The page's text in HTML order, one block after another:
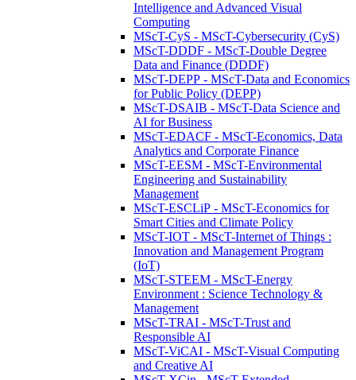
Intelligence and Advanced Visual
Computing
MScT-CyS - MScT-Cybersecurity (CyS)
MScT-DDDF - MScT-Double Degree
Data and Finance (DDDF)
MScT-DEPP - MScT-Data and Economics
for Public Policy (DEPP)
MScT-DSAIB - MScT-Data Science and
AI for Business
MScT-EDACF - MScT-Economics, Data
Analytics and Corporate Finance
MScT-EESM - MScT-Environmental
Engineering and Sustainability
Management
MScT-ESCLiP - MScT-Economics for
Smart Cities and Climate Policy
MScT-IOT - MScT-Internet of Things :
Innovation and Management Program
(IoT)
MScT-STEEM - MScT-Energy
Environment : Science Technology &
Management
MScT-TRAI - MScT-Trust and
Responsible AI
MScT-ViCAI - MScT-Visual Computing
and Creative AI